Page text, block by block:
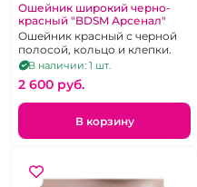
Ошейник широкий черно-
красный "BDSM Арсенал"
Ошейник красный с черной
полосой, кольцо и клепки.
В наличии: 1 шт.
2 600 pуб.
В корзину